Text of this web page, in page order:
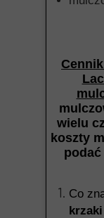
wielu
koszty
Co